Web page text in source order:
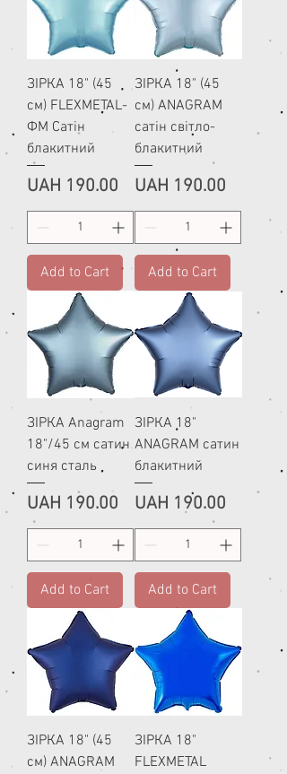
ЗІРКА 18" (45
см) FLEXMETAL-
ФМ Сатін
блакитний
Price
UAH 190.00
Add to Cart
ЗІРКА 18" (45
см) ANAGRAM
сатін світло-
блакитний
Price
UAH 190.00
Add to Cart
ЗІРКА Anagram
18"/45 см сатин
синя сталь
Price
UAH 190.00
Add to Cart
ЗІРКА 18"
ANAGRAM сатин
блакитний
Price
UAH 190.00
Add to Cart
ЗІРКА 18" (45
см) ANAGRAM
ЗІРКА 18"
FLEXMETAL